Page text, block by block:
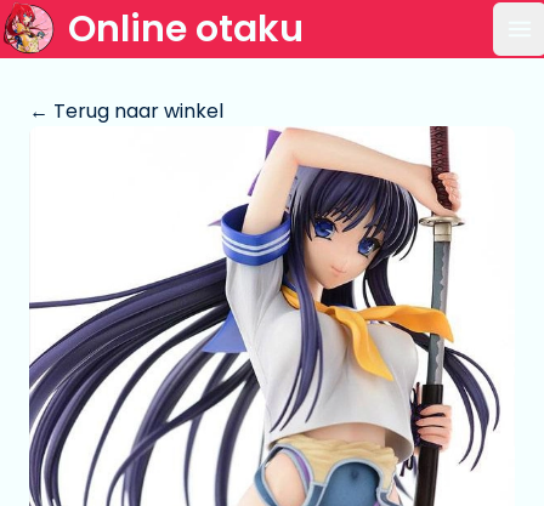
Online otaku
← Terug naar winkel